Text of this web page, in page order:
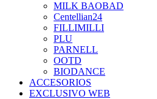
MILK BAOBAD
Centellian24
FILLIMILLI
PLU
PARNELL
OOTD
BIODANCE
ACCESORIOS
EXCLUSIVO WEB